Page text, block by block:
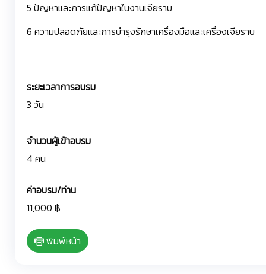
5 ปัญหาและการแก้ปัญหาในงานเจียราบ
6 ความปลอดภัยและการบำรุงรักษาเครื่องมือและเครื่องเจียราบ
ระยะเวลาการอบรม
3 วัน
จำนวนผู้เข้าอบรม
4 คน
ค่าอบรม/ท่าน
11,000 ฿
พิมพ์หน้า